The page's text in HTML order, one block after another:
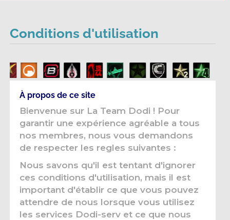
Conditions d'utilisation
À propos de ce site
Bienvenue sur La Team Dodi ! Pour
garantir une expérience agréable a tous
nos membres, nous vous demandons
de respecter les regles suivantes :
Nous savons qu'il est tentant d'ignorer
ces conditions d'utilisation, mais il est
important d'établir ce que vous pouvez
attendre de nous lorsque vous utilisez
les services Dodi-serv et ce que nous